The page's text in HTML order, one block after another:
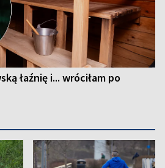
łaźnię i... wróciłam po